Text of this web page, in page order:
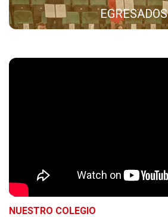
EGRESADOS
NUESTRO COLEGIO